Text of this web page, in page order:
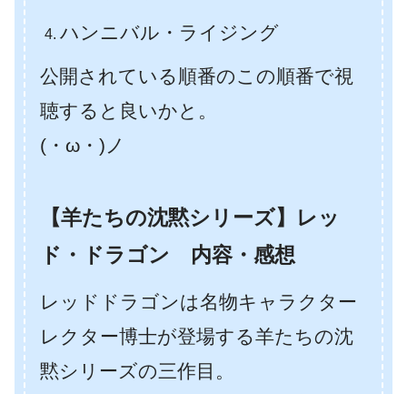
ハンニバル・ライジング
公開されている順番のこの順番で視
聴すると良いかと。
(・ω・)ノ
【羊たちの沈黙シリーズ】レッ
ド・ドラゴン 内容・感想
レッドドラゴンは名物キャラクター
レクター博士が登場する羊たちの沈
黙シリーズの三作目。